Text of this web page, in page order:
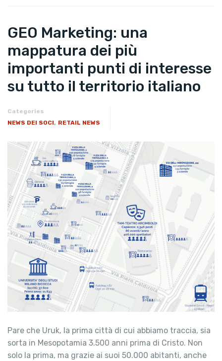
GEO Marketing: una
mappatura dei più
importanti punti di interesse
su tutto il territorio italiano
Categories
NEWS DEI SOCI, RETAIL NEWS
Pare che Uruk, la prima città di cui abbiamo traccia, sia
sorta in Mesopotamia 3.500 anni prima di Cristo. Non
solo la prima, ma grazie ai suoi 50.000 abitanti, anche